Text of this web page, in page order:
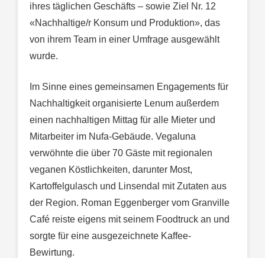
ihres täglichen Geschäfts – sowie Ziel Nr. 12
«Nachhaltige/r Konsum und Produktion», das
von ihrem Team in einer Umfrage ausgewählt
wurde.
Im Sinne eines gemeinsamen Engagements für
Nachhaltigkeit organisierte Lenum außerdem
einen nachhaltigen Mittag für alle Mieter und
Mitarbeiter im Nufa-Gebäude. Vegaluna
verwöhnte die über 70 Gäste mit regionalen
veganen Köstlichkeiten, darunter Most,
Kartoffelgulasch und Linsendal mit Zutaten aus
der Region. Roman Eggenberger vom Granville
Café reiste eigens mit seinem Foodtruck an und
sorgte für eine ausgezeichnete Kaffee-
Bewirtung.